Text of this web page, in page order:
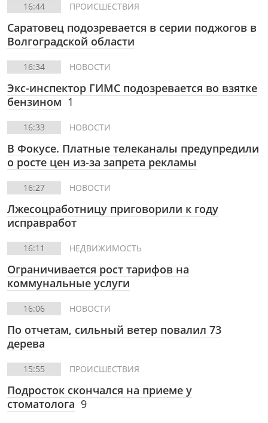
16:44 ПРОИСШЕСТВИЯ
Саратовец подозревается в серии поджогов в
Волгоградской области
16:34 НОВОСТИ
Экс-инспектор ГИМС подозревается во взятке
бензином 1
16:33 НОВОСТИ
В Фокусе. Платные телеканалы предупредили
о росте цен из-за запрета рекламы
16:27 НОВОСТИ
Лжесоцработницу приговорили к году
исправработ
16:11 НЕДВИЖИМОСТЬ
Ограничивается рост тарифов на
коммунальные услуги
16:06 НОВОСТИ
По отчетам, сильный ветер повалил 73
дерева
15:55 ПРОИСШЕСТВИЯ
Подросток скончался на приеме у
стоматолога 9